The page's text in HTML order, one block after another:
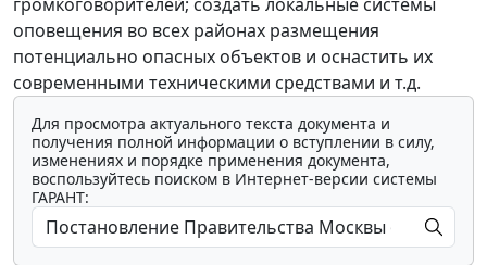
оповещения во всех районах размещения
потенциально опасных объектов и оснастить их
современными техническими средствами и т.д.
Для просмотра актуального текста документа и
получения полной информации о вступлении в силу,
изменениях и порядке применения документа,
воспользуйтесь поиском в Интернет-версии системы
ГАРАНТ: